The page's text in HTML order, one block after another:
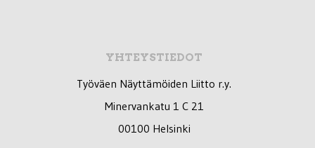
YHTEYSTIEDOT
Työväen Näyttämöiden Liitto r.y.
Minervankatu 1 C 21
00100 Helsinki